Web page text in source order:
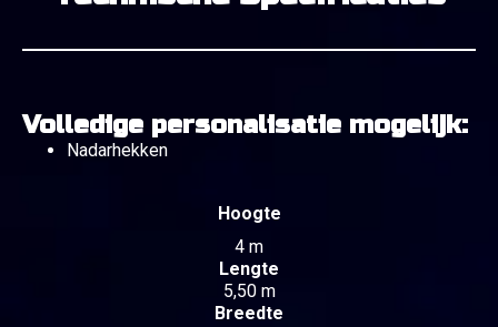
Volledige personalisatie mogelijk:
Nadarhekken
Hoogte
4 m
Lengte
5,50 m
Breedte